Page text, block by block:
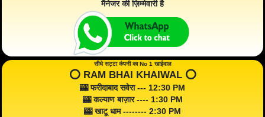
मैनेजर की ज़िम्मेवारी है
सीधे सट्टा कंपनी का No 1 खाईवाल
⭕️ RAM BHAI KHAIWAL ⭕️
🎰 फरीदाबाद सवेरा --- 12:30 PM
🎰 कल्याण बाज़ार ---- 1:30 PM
🎰 खाटू धाम -------- 2:30 PM